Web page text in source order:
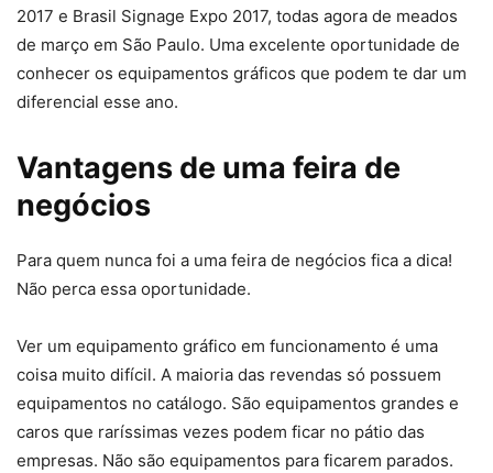
2017 e Brasil Signage Expo 2017, todas agora de meados
de março em São Paulo. Uma excelente oportunidade de
conhecer os equipamentos gráficos que podem te dar um
diferencial esse ano.
Vantagens de uma feira de
negócios
Para quem nunca foi a uma feira de negócios fica a dica!
Não perca essa oportunidade.
Ver um equipamento gráfico em funcionamento é uma
coisa muito difícil. A maioria das revendas só possuem
equipamentos no catálogo. São equipamentos grandes e
caros que raríssimas vezes podem ficar no pátio das
empresas. Não são equipamentos para ficarem parados.